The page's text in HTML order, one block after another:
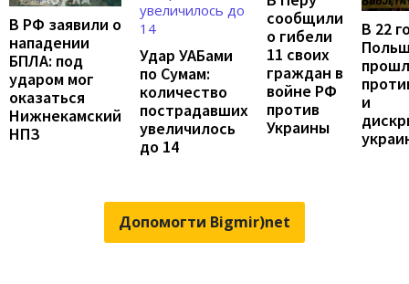
В РФ заявили о
нападении
БПЛА: под
ударом мог
оказаться
Нижнекамский
НПЗ
Удар УАБами
по Сумам:
количество
пострадавших
увеличилось
до 14
сообщили
о гибели
11 своих
граждан в
войне РФ
против
Украины
В 22
и
Допомогти Bigmir)net